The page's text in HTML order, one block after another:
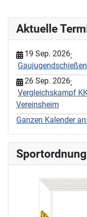
Aktuelle
19 Sep. 2026;
26 Sep. 2026;
Vergleichskampf
Vereinsheim
Ganzen Kalender
Sportordnung